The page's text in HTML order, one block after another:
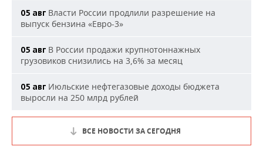
05 авг Власти России продлили разрешение на
выпуск бензина «Евро-3»
05 авг В России продажи крупнотоннажных
грузовиков снизились на 3,6% за месяц
05 авг Июльские нефтегазовые доходы бюджета
выросли на 250 млрд рублей
ВСЕ НОВОСТИ ЗА СЕГОДНЯ